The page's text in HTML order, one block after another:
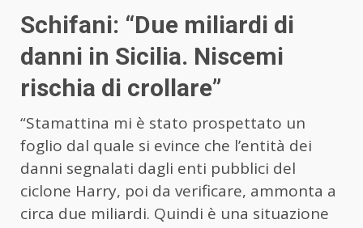
Schifani: “Due miliardi di
danni in Sicilia. Niscemi
rischia di crollare”
“Stamattina mi è stato prospettato un
foglio dal quale si evince che l’entità dei
danni segnalati dagli enti pubblici del
ciclone Harry, poi da verificare, ammonta a
circa due miliardi. Quindi è una situazione